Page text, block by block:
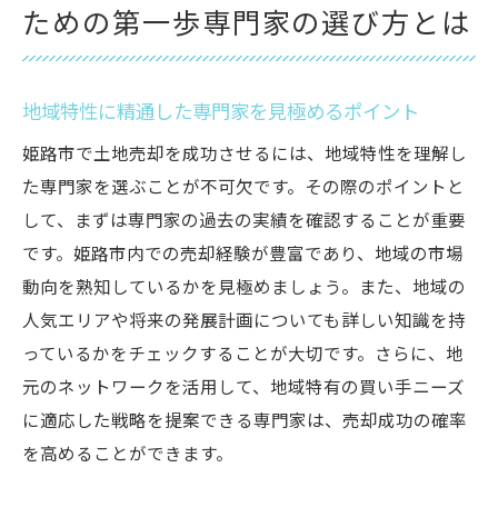
選定法
初めての相談で確認すべき専門家の実績
専門家のネットワークを活用した売却成功
市場変動を見極めるための重要指標
過去の価格変動から学ぶタイミング戦略
季節による市場の変動とその影響
プロが語る市場動向の読み方とタイミング
設定
最新の地域情報を活用したタイミング予測
土地評価に影響を与える外部要因の理解
ための第一歩専門家の選び方とは
地域特性に精通した専門家を見極めるポイント
姫路市で土地売却を成功させるには、地域特性を理解し
た専門家を選ぶことが不可欠です。その際のポイントと
して、まずは専門家の過去の実績を確認することが重要
です。姫路市内での売却経験が豊富であり、地域の市場
動向を熟知しているかを見極めましょう。また、地域の
人気エリアや将来の発展計画についても詳しい知識を持
っているかをチェックすることが大切です。さらに、地
元のネットワークを活用して、地域特有の買い手ニーズ
に適応した戦略を提案できる専門家は、売却成功の確率
を高めることができます。